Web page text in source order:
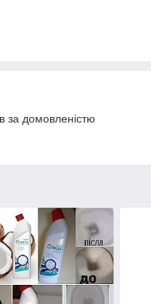
за домовленістю